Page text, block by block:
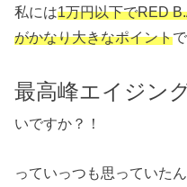
私には1万円以下でRED
がかなり大きなポイント
最高峰エイジン
いですか？！
っていっつも思っていたん